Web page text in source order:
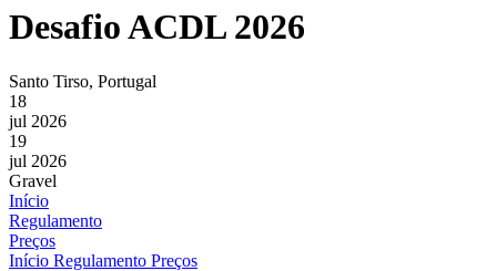
Desafio ACDL 2026
Santo Tirso, Portugal
18
jul 2026
19
jul 2026
Gravel
Início
Regulamento
Preços
Início Regulamento Preços